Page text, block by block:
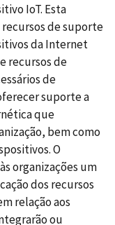
IoT. Esta
de suporte
da Internet
recursos de
de
suporte a
que
bem como
O
organizações um
dos recursos
relação aos
ou